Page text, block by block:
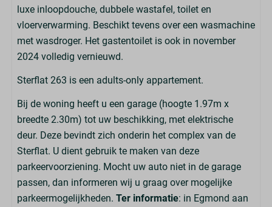
luxe inloopdouche, dubbele wastafel, toilet en
vloerverwarming. Beschikt tevens over een wasmachine
met wasdroger. Het gastentoilet is ook in november
2024 volledig vernieuwd.
Sterflat 263 is een adults-only appartement.
Bij de woning heeft u een garage (hoogte 1.97m x
breedte 2.30m) tot uw beschikking, met elektrische
deur. Deze bevindt zich onderin het complex van de
Sterflat. U dient gebruik te maken van deze
parkeervoorziening. Mocht uw auto niet in de garage
passen, dan informeren wij u graag over mogelijke
parkeermogelijkheden. Ter informatie: in Egmond aan